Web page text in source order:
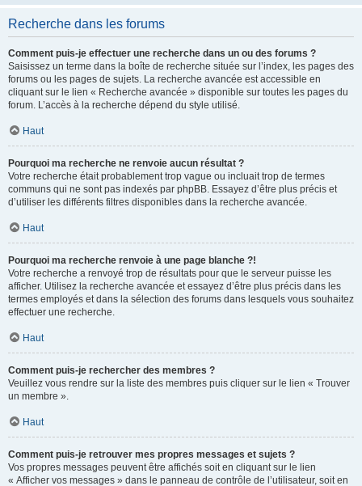
Recherche dans les forums
Comment puis-je effectuer une recherche dans un ou des forums ?
Saisissez un terme dans la boîte de recherche située sur l’index, les pages des
forums ou les pages de sujets. La recherche avancée est accessible en
cliquant sur le lien « Recherche avancée » disponible sur toutes les pages du
forum. L’accès à la recherche dépend du style utilisé.
Haut
Pourquoi ma recherche ne renvoie aucun résultat ?
Votre recherche était probablement trop vague ou incluait trop de termes
communs qui ne sont pas indexés par phpBB. Essayez d’être plus précis et
d’utiliser les différents filtres disponibles dans la recherche avancée.
Haut
Pourquoi ma recherche renvoie à une page blanche ?!
Votre recherche a renvoyé trop de résultats pour que le serveur puisse les
afficher. Utilisez la recherche avancée et essayez d’être plus précis dans les
termes employés et dans la sélection des forums dans lesquels vous souhaitez
effectuer une recherche.
Haut
Comment puis-je rechercher des membres ?
Veuillez vous rendre sur la liste des membres puis cliquer sur le lien « Trouver
un membre ».
Haut
Comment puis-je retrouver mes propres messages et sujets ?
Vos propres messages peuvent être affichés soit en cliquant sur le lien
« Afficher vos messages » dans le panneau de contrôle de l’utilisateur, soit en